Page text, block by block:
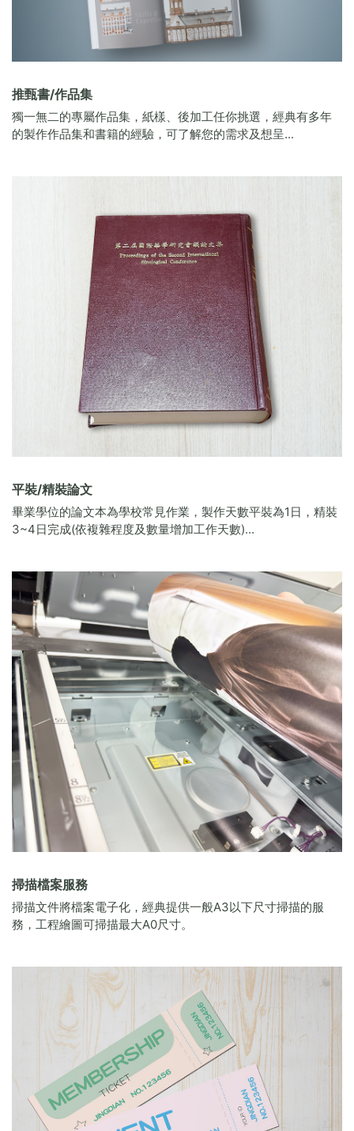
推甄書/作品集
獨一無二的專屬作品集，紙樣、後加工任你挑選，經典有多年
的製作作品集和書籍的經驗，可了解您的需求及想呈...
平裝/精裝論文
畢業學位的論文本為學校常見作業，製作天數平裝為1日，精裝
3~4日完成(依複雜程度及數量增加工作天數)...
掃描檔案服務
掃描文件將檔案電子化，經典提供一般A3以下尺寸掃描的服
務，工程繪圖可掃描最大A0尺寸。